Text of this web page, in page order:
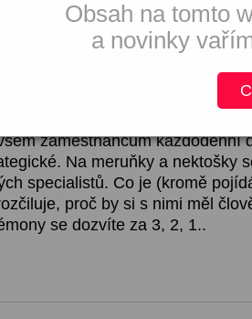
Obsah na tomto
a novinky
Už je nás jak psů a
Sunu
zaměstnancům každodenní
Na meruňky a nektošky
specialistů. Co je (kromě
proč by si s nimi měl
se dozvíte za 3, 2, 1..